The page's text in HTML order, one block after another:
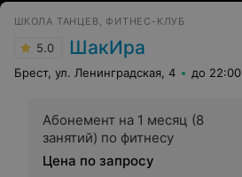
ШКОЛА ТАНЦЕВ, ФИТНЕС-КЛУБ
5.0 ШакИра
Брест, ул. Ленинградская, 4 до 22:00
Абонемент на 1 месяц (8
занятий) по фитнесу
Цена по запросу